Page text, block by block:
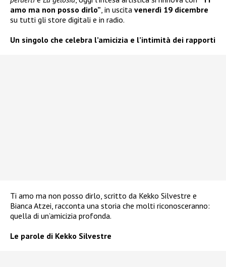
amo ma non posso dirlo” , in uscita venerdì 19 dicembre
su tutti gli store digitali e in radio.
Un singolo che celebra l’amicizia e l’intimità dei rapporti
Ti amo ma non posso dirlo, scritto da Kekko Silvestre e
Bianca Atzei, racconta una storia che molti riconosceranno:
quella di un’amicizia profonda.
Le parole di Kekko Silvestre